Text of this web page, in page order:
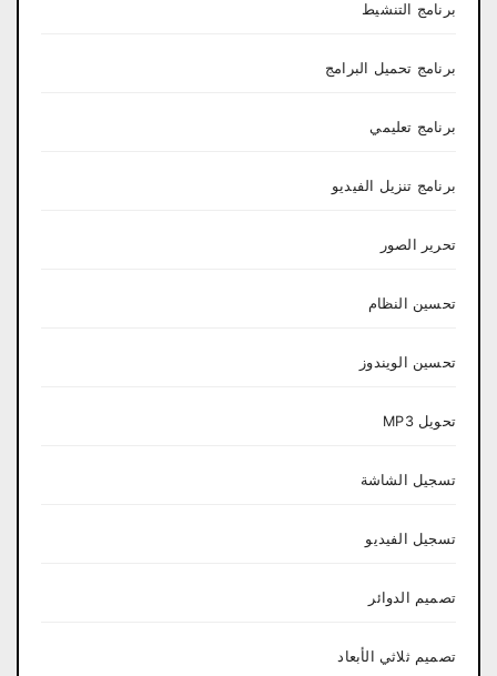
برنامج التنشيط
برنامج تحميل البرامج
برنامج تعليمي
برنامج تنزيل الفيديو
تحرير الصور
تحسين النظام
تحسين الويندوز
تحويل MP3
تسجيل الشاشة
تسجيل الفيديو
تصميم الدوائر
تصميم ثلاثي الأبعاد